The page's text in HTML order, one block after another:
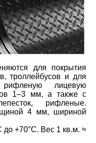
для покрытия
троллейбусов и для
лицевую
1–3 мм, а также с
рифленые.
4 мм, шириной
до +70°С. Вес 1 кв.м. ≈